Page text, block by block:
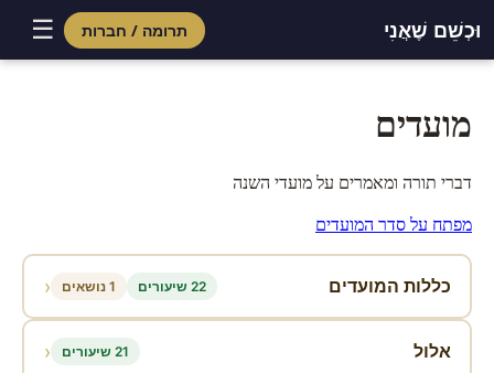
וּכְשֵׁם שֶׁאֲנִי תרומה / חברות ☰
מועדים
דברי תורה ומאמרים על מועדי השנה
מפתח על סדר המועדים
כללות המועדים 22 שיעורים 1 נושאים ‹
אלול 21 שיעורים ‹